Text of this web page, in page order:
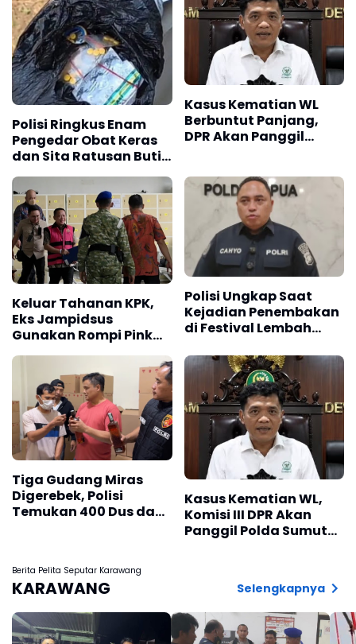
Polisi Ringkus Enam
Pengedar Obat Keras
dan Sita Ratusan Butir
Tramadol
Kasus Kematian WL
Berbuntut Panjang,
DPR Akan Panggil
Keluar Tahanan KPK,
Eks Jampidsus
Gunakan Rompi Pink
Polisi Ungkap Saat
Kejadian Penembakan
di Festival Lembah
Berada di Lokasi
Tiga Gudang Miras
Digerebek, Polisi
Temukan 400 Dus dan
Kasus Kematian WL,
Komisi III DPR Akan
Panggil Polda Sumut
Berita Pelita Seputar Karawang
KARAWANG Selengkapnya